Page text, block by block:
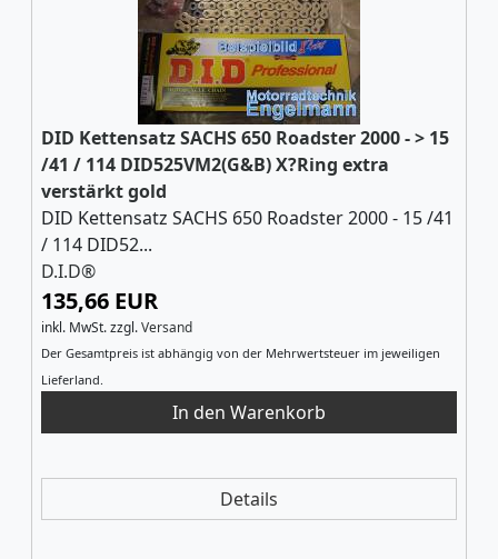
DID Kettensatz SACHS 650 Roadster 2000 - > 15
/41 / 114 DID525VM2(G&B) X?Ring extra
verstärkt gold
DID Kettensatz SACHS 650 Roadster 2000 - 15 /41
/ 114 DID52...
D.I.D®
135,66 EUR
inkl. MwSt.zzgl.Versand
Der Gesamtpreis ist abhängig von der Mehrwertsteuer im jeweiligen
Lieferland.
Details